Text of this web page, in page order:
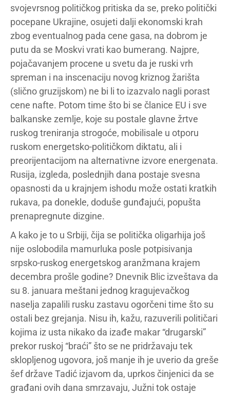
svojevrsnog političkog pritiska da se, preko politički
pocepane Ukrajine, osujeti dalji ekonomski krah
zbog eventualnog pada cene gasa, na dobrom je
putu da se Moskvi vrati kao bumerang. Najpre,
pojačavanjem procene u svetu da je ruski vrh
spreman i na inscenaciju novog kriznog žarišta
(slično gruzijskom) ne bi li to izazvalo nagli porast
cene nafte. Potom time što bi se članice EU i sve
balkanske zemlje, koje su postale glavne žrtve
ruskog treniranja strogoće, mobilisale u otporu
ruskom energetsko-političkom diktatu, ali i
preorijentacijom na alternativne izvore energenata.
Rusija, izgleda, poslednjih dana postaje svesna
opasnosti da u krajnjem ishodu može ostati kratkih
rukava, pa donekle, doduše gunđajući, popušta
prenapregnute dizgine.
A kako je to u Srbiji, čija se politička oligarhija još
nije oslobodila mamurluka posle potpisivanja
srpsko-ruskog energetskog aranžmana krajem
decembra prošle godine? Dnevnik Blic izveštava da
su 8. januara meštani jednog kragujevačkog
naselja zapalili rusku zastavu ogorčeni time što su
ostali bez grejanja. Nisu ih, kažu, razuverili političari
kojima iz usta nikako da izađe makar “drugarski”
prekor ruskoj “braći” što se ne pridržavaju tek
sklopljenog ugovora, još manje ih je uverio da greše
šef države Tadić izjavom da, uprkos činjenici da se
građani ovih dana smrzavaju, Južni tok ostaje